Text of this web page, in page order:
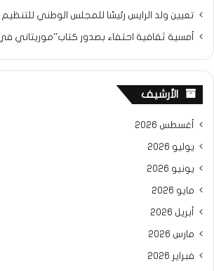
تعيين ولد الرايس رئيسًا للمجلس الوطني للتنظيم
أمسية ثقافية احتفاء بصدور كتاب”موريتاني
الأرشيف
أغسطس 2026
يوليو 2026
يونيو 2026
مايو 2026
أبريل 2026
مارس 2026
فبراير 2026